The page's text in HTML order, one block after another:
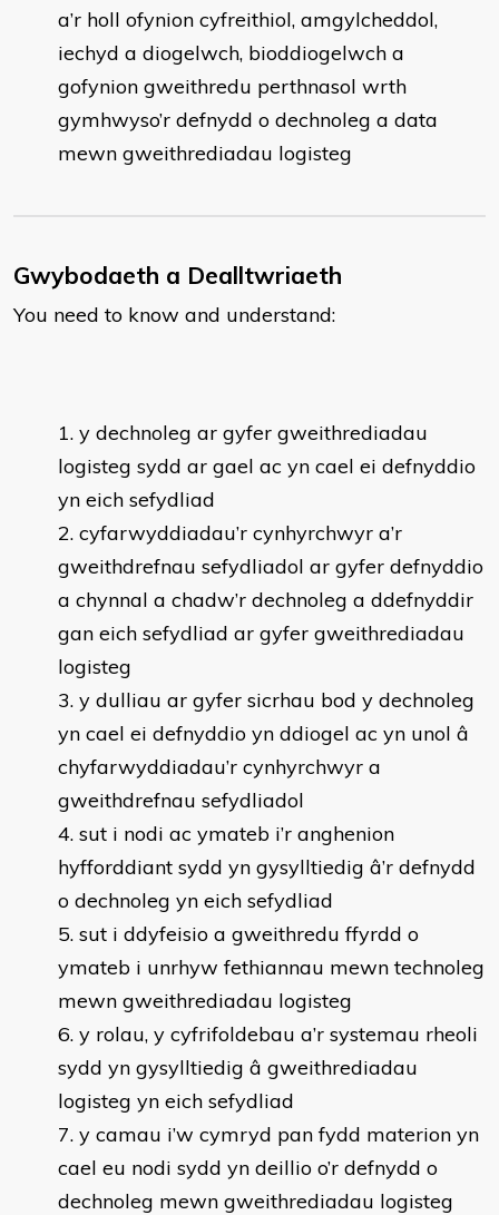
a’r holl ofynion cyfreithiol, amgylcheddol,
iechyd a diogelwch, bioddiogelwch a
gofynion gweithredu perthnasol wrth
gymhwyso’r defnydd o dechnoleg a data
mewn gweithrediadau logisteg
Gwybodaeth a Dealltwriaeth
You need to know and understand:
y dechnoleg ar gyfer gweithrediadau
logisteg sydd ar gael ac yn cael ei defnyddio
yn eich sefydliad
cyfarwyddiadau’r cynhyrchwyr a’r
gweithdrefnau sefydliadol ar gyfer defnyddio
a chynnal a chadw’r dechnoleg a ddefnyddir
gan eich sefydliad ar gyfer gweithrediadau
logisteg
y dulliau ar gyfer sicrhau bod y dechnoleg
yn cael ei defnyddio yn ddiogel ac yn unol â
chyfarwyddiadau’r cynhyrchwyr a
gweithdrefnau sefydliadol
sut i nodi ac ymateb i’r anghenion
hyfforddiant sydd yn gysylltiedig â’r defnydd
o dechnoleg yn eich sefydliad
sut i ddyfeisio a gweithredu ffyrdd o
ymateb i unrhyw fethiannau mewn technoleg
mewn gweithrediadau logisteg
y rolau, y cyfrifoldebau a’r systemau rheoli
sydd yn gysylltiedig â gweithrediadau
logisteg yn eich sefydliad
y camau i’w cymryd pan fydd materion yn
cael eu nodi sydd yn deillio o’r defnydd o
dechnoleg mewn gweithrediadau logisteg